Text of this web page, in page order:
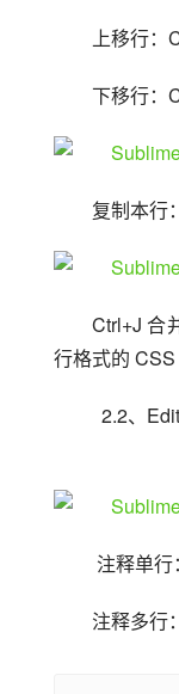
上移行：
下移行：
复制本行
Ctrl+J 合
行格式的 CSS
2.2、
注释单
注释